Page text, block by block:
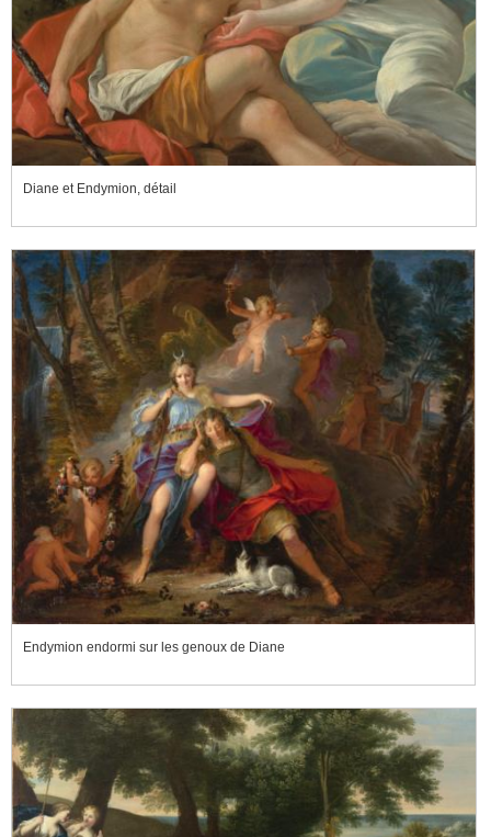
Diane et Endymion, détail
Endymion endormi sur les genoux de Diane